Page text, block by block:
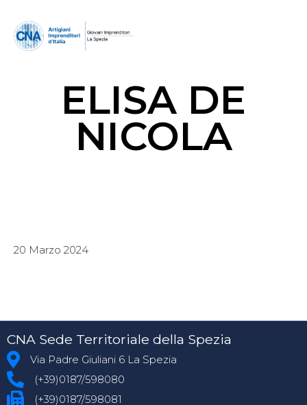
ELISA DE
NICOLA
20 Marzo 2024
CNA Sede Territoriale della Spezia
Via Padre Giuliani 6 La Spezia
(+39)0187/598080
(+39)0187/598081